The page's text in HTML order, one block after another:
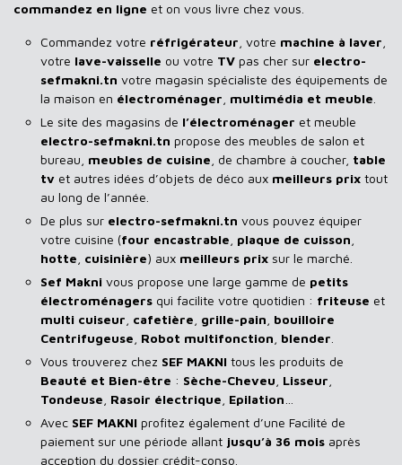
commandez en ligne et on vous livre chez vous.
Commandez votre réfrigérateur , votre machine à laver
votre lave-vaisselle ou votre TV pas cher sur electro-
sefmakni.tn votre magasin spécialiste des équipements de
la maison en électroménager multimédia et meuble
Le site des magasins de l’électroménager et meuble
electro-sefmakni.tn propose des meubles de salon et
bureau, meubles de cuisine , de chambre à coucher, table
tv et autres idées d’objets de déco aux meilleurs prix tout
au long de l’année.
De plus sur electro-sefmakni.tn vous pouvez équiper
votre cuisine (four encastrable plaque de cuisson
hotte cuisinière) aux meilleurs prix sur le marché.
Sef Makni vous propose une large gamme de petits
électroménagers qui facilite votre quotidien : friteuse et
multi cuiseur cafetière grille-pain bouilloire
Centrifugeuse Robot multifonction blender
Vous trouverez chez SEF MAKNI tous les produits de
Beauté et Bien-être : Sèche-Cheveu Lisseur
Tondeuse Rasoir électrique Epilation
Avec SEF MAKNI profitez également d’une Facilité de
paiement sur une période allant jusqu’à 36 mois après
acception du dossier crédit-conso.